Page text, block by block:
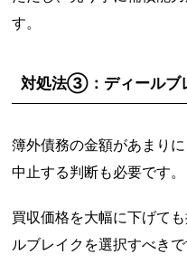
す。
対処法③：ディールブ
簿外債務の金額があまり
中止する判断も必要です。
買収価格を大幅に下げて
ルブレイクを選択すべきで